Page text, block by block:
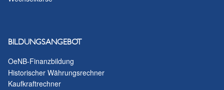
BILDUNGSANGEBOT
OeNB-Finanzbildung
Historischer Währungsrechner
Kaufkraftrechner